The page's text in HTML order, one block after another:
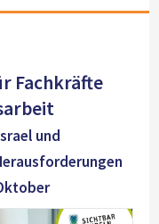
Fachkräfte
und